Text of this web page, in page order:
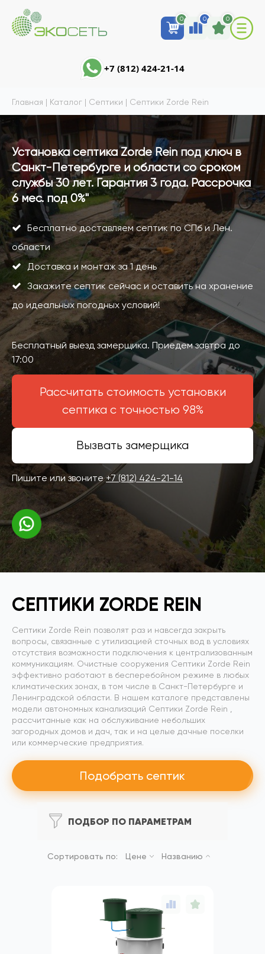
0 0 0
+7 (812) 424-21-14
Главная | Каталог | Септики | Септики Zorde Rein
Установка септика Zorde Rein под ключ в
Санкт-Петербурге и области со сроком
службы 30 лет. Гарантия 3 года. Рассрочка
6 мес. под 0%"
Бесплатно доставляем септик по СПб и Лен.
области
Доставка и монтаж за 1 день
Закажите септик сейчас и оставить на хранение
до идеальных погодных условий!
Бесплатный выезд замерщика. Приедем завтра до
17:00
Рассчитать стоимость установки
септика с точностью 98%
Вызвать замерщика
Пишите или звоните+7 (812) 424-21-14
СЕПТИКИ ZORDE REIN
Септики Zorde Rein позволят раз и навсегда закрыть
вопросы, связанные с утилизацией сточных вод в условиях
отсутствия возможности подключения к централизованным
коммуникациям. Очистные сооружения Септики Zorde Rein
эффективно работают в бесперебойном режиме в любых
климатических зонах, в том числе в Санкт-Петербурге и
Ленинградской области. В нашем каталоге представлены
модели автономных канализаций Септики Zorde Rein ,
рассчитанные как на обслуживание небольших
загородных домов и дач, так и на целые дачные поселки
или коммерческие предприятия.
Подобрать септик
ПОДБОР ПО ПАРАМЕТРАМ
Сортировать по: Цене Названию